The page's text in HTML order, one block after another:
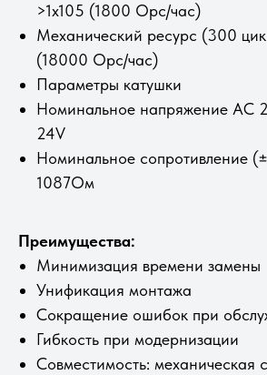
>1х105 (1800 Орс/час)
Механический ресурс (300
(18000 Орс/час)
Параметры катушки
Номинальное напряжение AC
24V
Номинальное сопротивление
1087Ом
Преимущества:
Минимизация времени замены
Унификация монтажа
Сокращение ошибок при
Гибкость при модернизации
Совместимость: механическая